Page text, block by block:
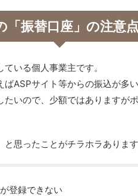
振替口座」の注意
いる個人事業主です。
ASPサイト等からの振込が多い
いので、少額ではありますが
思ったことがチラホラあります
登録できない